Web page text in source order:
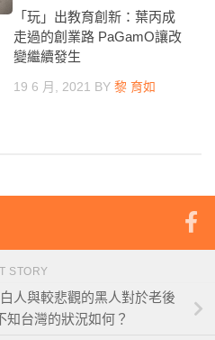
「玩」出教育創新：葉丙成
走過的創業路 PaGamO讓改
變繼續發生
19 6 月, 2021 BY 黎 育如
STORY
人與較悲觀的黑人對於老後
知台灣的狀況如何？